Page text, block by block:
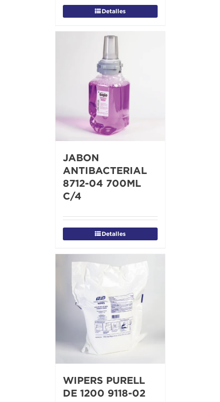
Detalles
JABON
ANTIBACTERIAL
8712-04 700ML
C/4
Detalles
WIPERS PURELL
DE 1200 9118-02